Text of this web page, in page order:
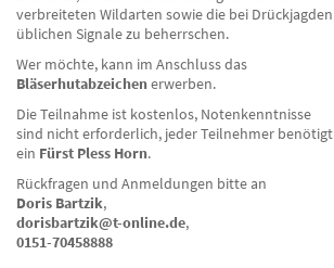
verbreiteten Wildarten sowie die bei Drückjagden
üblichen Signale zu beherrschen.
Wer möchte, kann im Anschluss das
Bläserhutabzeichenerwerben.
Die Teilnahme ist kostenlos, Notenkenntnisse
sind nicht erforderlich, jeder Teilnehmer benötigt
ein Fürst Pless Horn.
Rückfragen und Anmeldungen bitte an
Doris Bartzik,
dorisbartzik@t-online.de,
0151-70458888